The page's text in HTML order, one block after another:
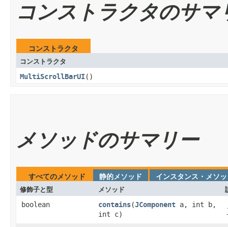
コンストラクタのサマ
コンストラクタ
コンストラクタ
MultiScrollBarUI()
メソッドのサマリー
すべてのメソッド 静的メソッド インスタンス・メソ
修飾子と型 メソッド
boolean contains​(JComponent a, int b,
int c)